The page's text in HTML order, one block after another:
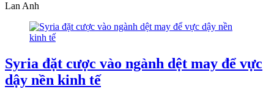
Lan Anh
Syria đặt cược vào ngành dệt may để vực
dậy nền kinh tế